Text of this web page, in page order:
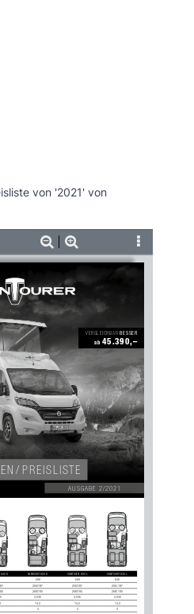
von '2021' von
Zoom
Out
Zoom
In
AUSGABE 2/2021
/ PREISLISTE
VERGLEICHBAR BESSER
ab 45.390,–
540 D VANTourer 600 D VANTourer 600 L VANTourer 630 L
599 599
636
205/187 205/187
205/187
258/190 258/190
258/190
4.035 4.035
4.035
14,2 14,2
14,2
4 4
4